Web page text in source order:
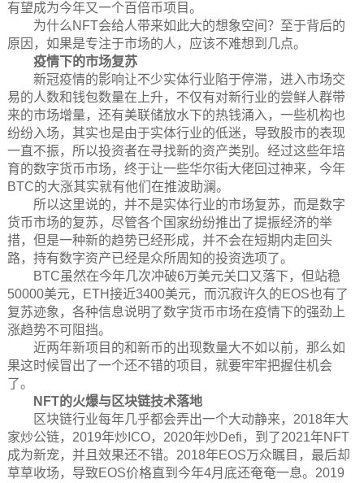
有望成为今年又一个百倍币项目。
为什么NFT会给人带来如此大的想象空间？至于背后的
原因，如果是专注于市场的人，应该不难想到几点。
疫情下的市场复苏
新冠疫情的影响让不少实体行业陷于停滞，进入市场交
易的人数和钱包数量在上升，不仅有对新行业的尝鲜人群带
来的市场增量，还有美联储放水下的热钱涌入，一些机构也
纷纷入场，其实也是由于实体行业的低迷，导致股市的表现
一直不振，所以投资者在寻找新的资产类别。经过这些年培
育的数字货币市场，终于让一些华尔街大佬回过神来，今年
BTC的大涨其实就有他们在推波助澜。
所以这里说的，并不是实体行业的市场复苏，而是数字
货币市场的复苏，尽管各个国家纷纷推出了提振经济的举
措，但是一种新的趋势已经形成，并不会在短期内走回头
路，持有数字资产已经是众所周知的投资选项了。
BTC虽然在今年几次冲破6万美元关口又落下，但站稳
50000美元，ETH接近3400美元，而沉寂许久的EOS也有了
复苏迹象，各种信息说明了数字货币市场在疫情下的强劲上
涨趋势不可阻挡。
近两年新项目的和新币的出现数量大不如以前，那么如
果这时候冒出了一个还不错的项目，就要牢牢把握住机会
了。
NFT的火爆与区块链技术落地
区块链行业每年几乎都会弄出一个大动静来，2018年大
家炒公链，2019年炒ICO，2020年炒Defi，到了2021年NFT
成为新宠，并且效果还不错。2018年EOS万众瞩目，最后却
草草收场，导致EOS价格直到今年4月底还奄奄一息。2019